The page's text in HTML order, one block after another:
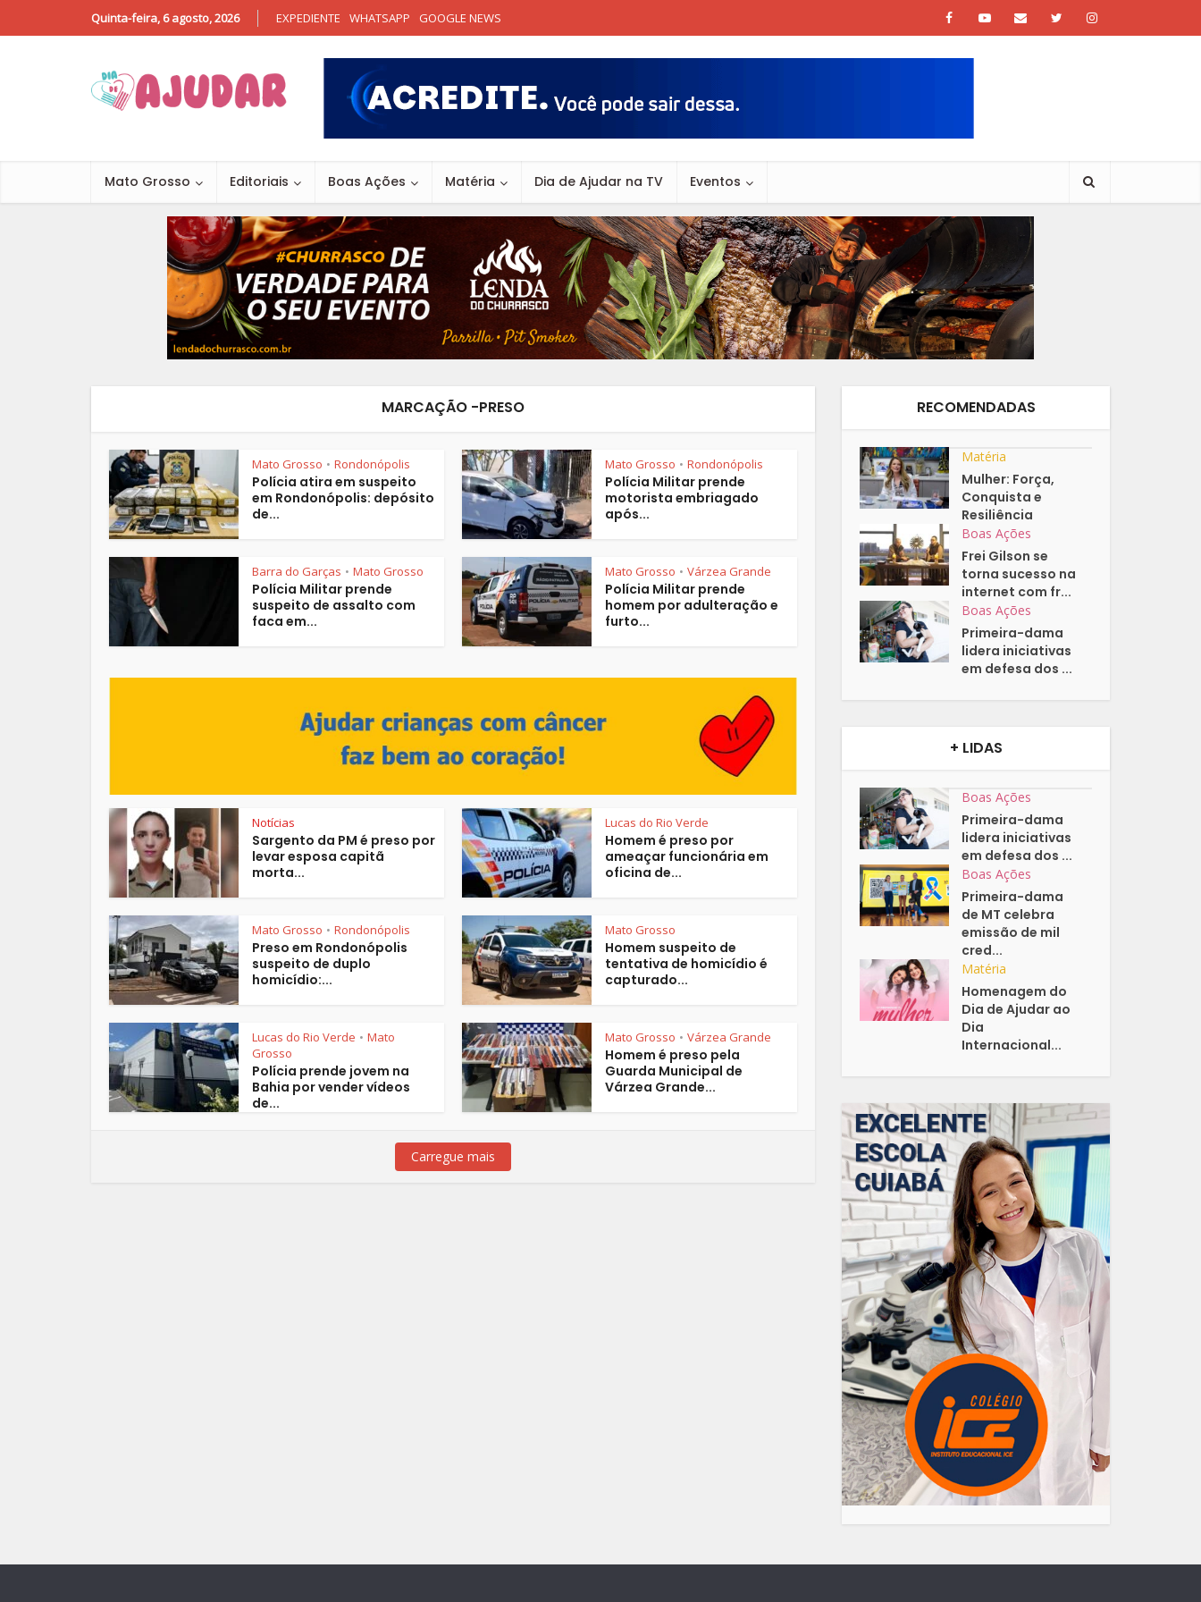
Quinta-feira, 6 agosto, 2026 EXPEDIENTE WHATSAPP GOOGLE NEWS
Mato Grosso Editoriais Boas Ações Matéria Dia de Ajudar na TV Eventos
MARCAÇÃO -PRESO
Mato Grosso • Rondonópolis
Polícia atira em suspeito
em Rondonópolis: depósito
de...
Mato Grosso • Rondonópolis
Polícia Militar prende
motorista embriagado
após...
Barra do Garças • Mato Grosso
Polícia Militar prende
suspeito de assalto com
faca em...
Mato Grosso • Várzea Grande
Polícia Militar prende
homem por adulteração e
furto...
Notícias
Sargento da PM é preso por
levar esposa capitã
morta...
Lucas do Rio Verde
Homem é preso por
ameaçar funcionária em
oficina de...
Mato Grosso • Rondonópolis
Preso em Rondonópolis
suspeito de duplo
homicídio:...
Mato Grosso
Homem suspeito de
tentativa de homicídio é
capturado...
Lucas do Rio Verde • Mato
Grosso
Polícia prende jovem na
Bahia por vender vídeos
de...
Mato Grosso • Várzea Grande
Homem é preso pela
Guarda Municipal de
Várzea Grande...
Carregue mais
RECOMENDADAS
Matéria
Mulher: Força,
Conquista e
Resiliência
Boas Ações
Frei Gilson se
torna sucesso na
internet com fr...
Boas Ações
Primeira-dama
lidera iniciativas
em defesa dos ...
+ LIDAS
Boas Ações
Primeira-dama
lidera iniciativas
em defesa dos ...
Boas Ações
Primeira-dama
de MT celebra
emissão de mil
cred...
Matéria
Homenagem do
Dia de Ajudar ao
Dia
Internacional...